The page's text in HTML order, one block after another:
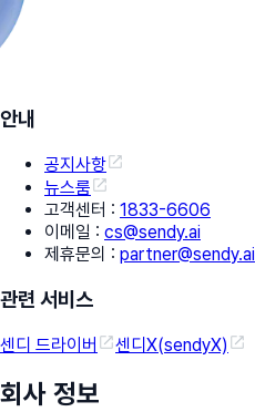
안내
공지사항
뉴스룸
고객센터 : 1833-6606
이메일 : cs@sendy.ai
제휴문의 : partner@sendy.ai
관련 서비스
센디 드라이버 센디X(sendyX)
회사 정보